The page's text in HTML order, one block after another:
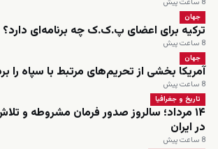
8 ساعت پیش
جهان
ترکیه برای اعضای پ.ک.ک چه برنامه‌ای دارد؟
8 ساعت پیش
جهان
آمریکا بخشی از تحریم‌های مرتبط با سپاه را
8 ساعت پیش
تاریخ و جغرافیا
۱۴ مرداد؛ سالروز صدور فرمان مشروطه و
در ایران
8 ساعت پیش